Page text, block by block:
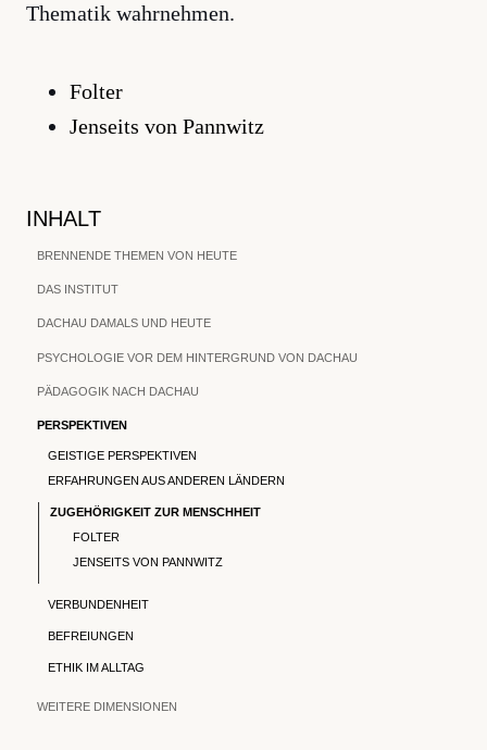
Thematik wahrnehmen.
Folter
Jenseits von Pannwitz
INHALT
BRENNENDE THEMEN VON HEUTE
DAS INSTITUT
DACHAU DAMALS UND HEUTE
PSYCHOLOGIE VOR DEM HINTERGRUND VON DACHAU
PÄDAGOGIK NACH DACHAU
PERSPEKTIVEN
GEISTIGE PERSPEKTIVEN
ERFAHRUNGEN AUS ANDEREN LÄNDERN
ZUGEHÖRIGKEIT ZUR MENSCHHEIT
FOLTER
JENSEITS VON PANNWITZ
VERBUNDENHEIT
BEFREIUNGEN
ETHIK IM ALLTAG
WEITERE DIMENSIONEN